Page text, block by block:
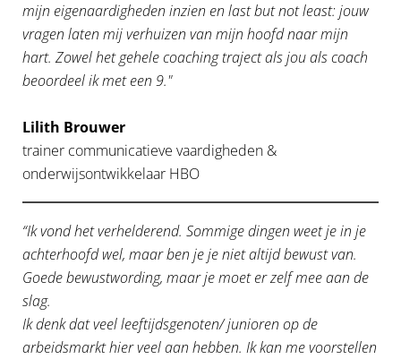
mijn eigenaardigheden inzien en last but not least: jouw
vragen laten mij verhuizen van mijn hoofd naar mijn
hart. Zowel het gehele coaching traject als jou als coach
beoordeel ik met een 9."
Lilith Brouwer
trainer communicatieve vaardigheden &
onderwijsontwikkelaar HBO
“Ik vond het verhelderend. Sommige dingen weet je in je
achterhoofd wel, maar ben je je niet altijd bewust van.
Goede bewustwording, maar je moet er zelf mee aan de
slag.
Ik denk dat veel leeftijdsgenoten/ junioren op de
arbeidsmarkt hier veel aan hebben. Ik kan me voorstellen